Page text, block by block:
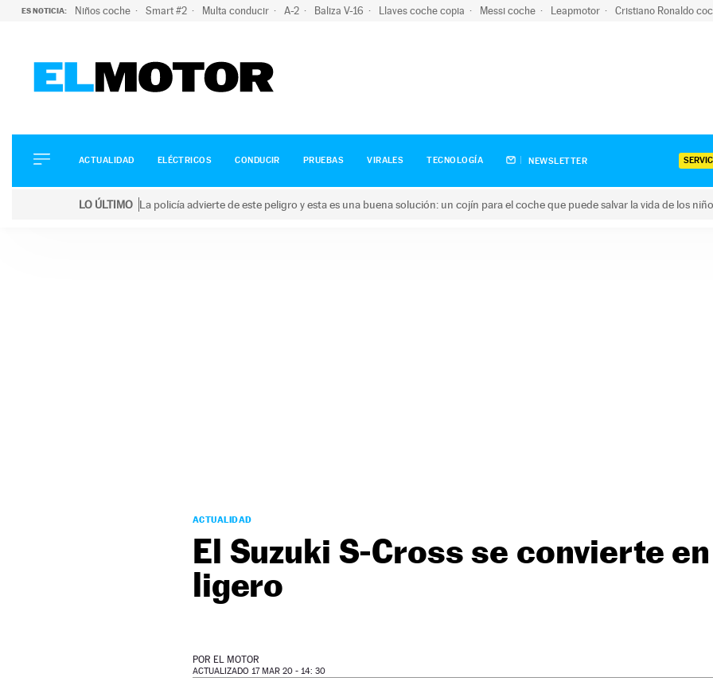
ES NOTICIA: Niños coche Smart #2 Multa conducir A-2 Baliza V-16 Llaves coche copia Messi coche Leapmotor Cristiano Ronaldo
ELÉCTRICOS
CONDUCIR
ACTUALIDAD ELÉCTRICOS CONDUCIR PRUEBAS VIRALES TECNOLOGÍA NEWSLETTER
LO ÚLTIMO La policía advierte de este peligro y esta es una buena solución: un cojín para el coche que puede salvar la vida de los
ACTUALIDAD
El Suzuki S-Cross se convierte
ligero
POR EL MOTOR
ACTUALIZADO 17 MAR 20 - 14: 30